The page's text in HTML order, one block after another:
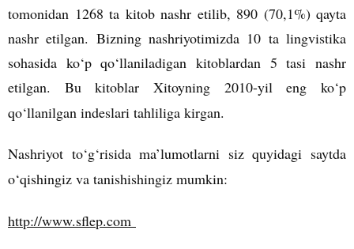
tomonidan 1268 ta kitob nashr etilib, 890 (70,1%) qayta
nashr etilgan. Bizning nashriyotimizda 10 ta lingvistika
sohasida ko‘p qo‘llaniladigan kitoblardan 5 tasi nashr
etilgan. Bu kitoblar Xitoyning 2010-yil eng ko‘p
qo‘llanilgan indeslari tahliliga kirgan.
Nashriyot to‘g‘risida ma’lumotlarni siz quyidagi saytda
o‘qishingiz va tanishishingiz mumkin:
http://www.sflep.com